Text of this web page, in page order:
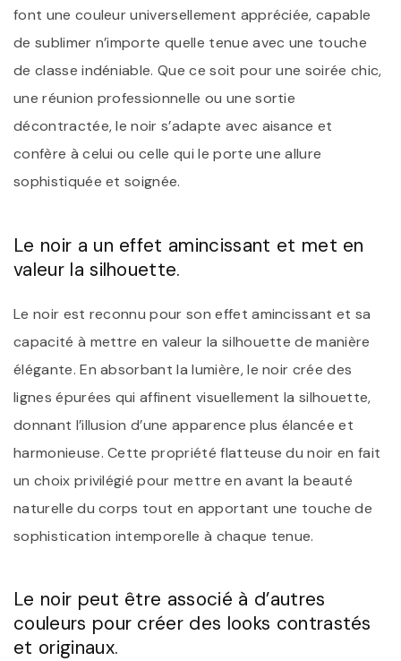
font une couleur universellement appréciée, capable
de sublimer n’importe quelle tenue avec une touche
de classe indéniable. Que ce soit pour une soirée chic,
une réunion professionnelle ou une sortie
décontractée, le noir s’adapte avec aisance et
confère à celui ou celle qui le porte une allure
sophistiquée et soignée.
Le noir a un effet amincissant et met en
valeur la silhouette.
Le noir est reconnu pour son effet amincissant et sa
capacité à mettre en valeur la silhouette de manière
élégante. En absorbant la lumière, le noir crée des
lignes épurées qui affinent visuellement la silhouette,
donnant l’illusion d’une apparence plus élancée et
harmonieuse. Cette propriété flatteuse du noir en fait
un choix privilégié pour mettre en avant la beauté
naturelle du corps tout en apportant une touche de
sophistication intemporelle à chaque tenue.
Le noir peut être associé à d’autres
couleurs pour créer des looks contrastés
et originaux.